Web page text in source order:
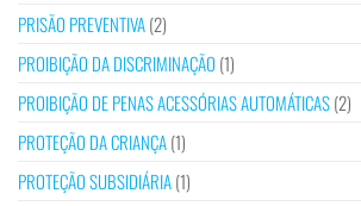
PRISÃO PREVENTIVA(2)
PROIBIÇÃO DA DISCRIMINAÇÃO (1)
PROIBIÇÃO DE PENAS ACESSÓRIAS AUTOMÁTICAS(2)
PROTEÇÃO DA CRIANÇA(1)
PROTEÇÃO SUBSIDIÁRIA(1)